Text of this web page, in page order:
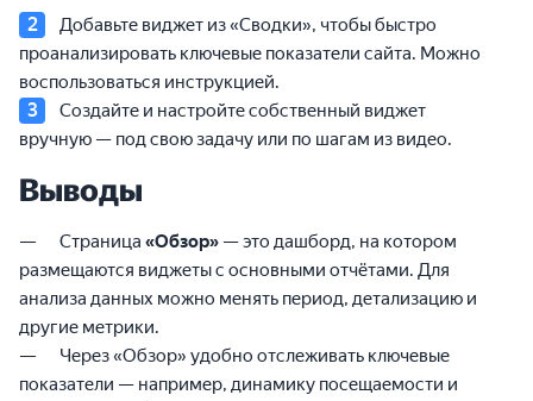
Добавьте виджет из «Сводки», чтобы быстро
проанализировать ключевые показатели сайта. Можно
воспользоваться инструкцией.
Создайте и настройте собственный виджет
вручную — под свою задачу или по шагам из видео.
Выводы
Страница«Обзор» — это дашборд, на котором
размещаются виджеты с основными отчётами. Для
анализа данных можно менять период, детализацию и
другие метрики.
Через «Обзор» удобно отслеживать ключевые
показатели — например, динамику посещаемости и